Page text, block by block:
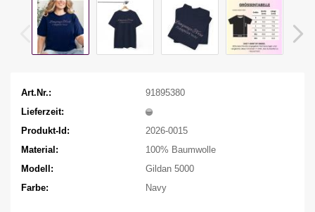
Art.Nr.:
91895380
Lieferzeit:
Produkt-Id:
2026-0015
Material:
100% Baumwolle
Modell:
Gildan 5000
Farbe:
Navy